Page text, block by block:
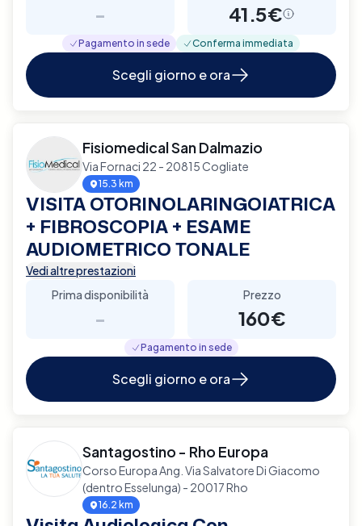
- 41.5€
Pagamento in sede Conferma immediata
Scegli giorno e ora
Fisiomedical San Dalmazio
Via Fornaci 22 - 20815 Cogliate
15.3 km
VISITA OTORINOLARINGOIATRICA
+ FIBROSCOPIA + ESAME
AUDIOMETRICO TONALE
Vedi altre prestazioni
Prima disponibilità
-
Prezzo
160€
Pagamento in sede
Scegli giorno e ora
Santagostino - Rho Europa
Corso Europa Ang. Via Salvatore Di Giacomo
(dentro Esselunga) - 20017 Rho
16.2 km